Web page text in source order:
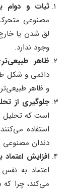
ثبات و دوام
مصنوعی
لق شدن یا
وجود ندارد.
ظاهر طبیعی‌تر
دائمی و شکل
و ظاهر
جلوگیری از
است که تحلیل
استفاده
دندان مصنوعی
افزایش
اعتماد به
می‌کند، چرا